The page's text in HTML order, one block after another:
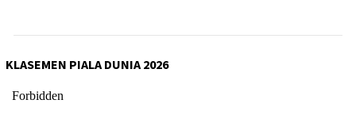
KLASEMEN PIALA DUNIA 2026